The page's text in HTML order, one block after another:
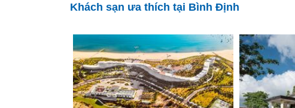
Khách sạn ưa thích tại Bình Định